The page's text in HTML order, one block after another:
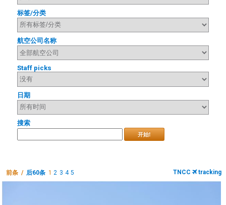
标签/分类
航空公司名称
Staff picks
日期
搜索
开始!
前条 / 后60条 1 2 3 4 5 TNCC tracking